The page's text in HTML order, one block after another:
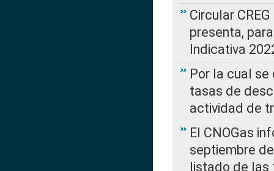
Circular
presenta,
Indicativa
Por la cual
tasas de
actividad de
El CNOGas
septiembre
listado de las